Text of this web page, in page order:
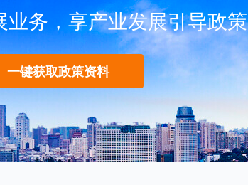
业务，享产业发展引导政策
一键获取政策资料